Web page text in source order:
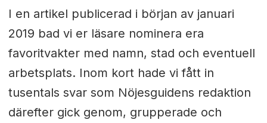
I en artikel publicerad i början av januari
2019 bad vi er läsare nominera era
favoritvakter med namn, stad och eventuell
arbetsplats. Inom kort hade vi fått in
tusentals svar som Nöjesguidens redaktion
därefter gick genom, grupperade och